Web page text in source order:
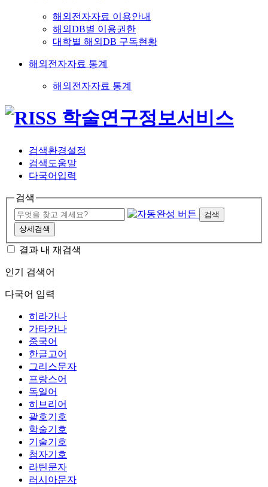
해외전자자료 이용안내
해외DB별 이용권한
대학별 해외DB 구독현황
해외전자자료 통계
해외전자자료 통계
검색환경설정
검색도움말
다국어입력
검색
검색
상세검색
결과 내 재검색
인기 검색어
다국어 입력
히라가나
가타카나
중국어
한글고어
그리스문자
프랑스어
독일어
히브리어
괄호기호
학술기호
기술기호
첨자기호
라틴문자
러시아문자